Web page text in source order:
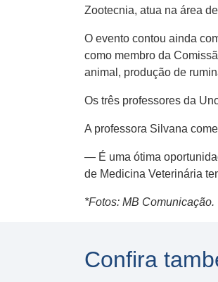
Zootecnia, atua na área
O evento contou ainda
como membro da
animal, produção de
Os três professores da
A professora Silvana
— É uma ótima
de Medicina Veterinária
*Fotos: MB Comunicação.
Confira